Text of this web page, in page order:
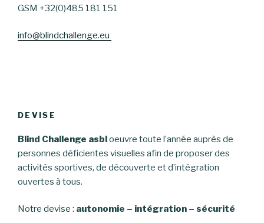
GSM +32(0)485 181 151
info@blindchallenge.eu
DEVISE
Blind Challenge asbloeuvre toute l’année auprès de
personnes déficientes visuelles afin de proposer des
activités sportives, de découverte et d’intégration
ouvertes à tous.
Notre devise : autonomie – intégration – sécurité